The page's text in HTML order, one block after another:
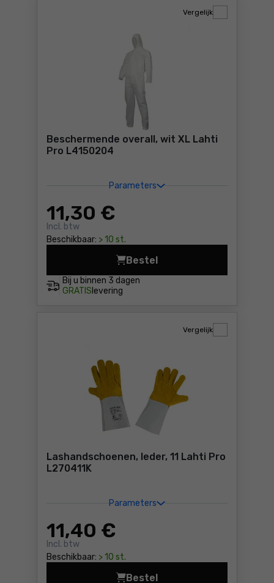
Beschermende overall, wit XL Lahti
Pro L4150204
Parameters
11,30 €
Incl. btw
Beschikbaar: > 10 st.
Vergelijk
Bij u binnen 3 dagen
GRATIS levering
Bestel
Beschermende overall, wit
Lashandschoenen, leder, 11 Lahti Pro
L270411K
Parameters
11,40 €
Incl. btw
Beschikbaar: > 10 st.
Vergelijk
Bestel